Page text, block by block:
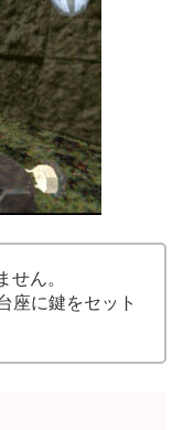
ん。
座に鍵をセット